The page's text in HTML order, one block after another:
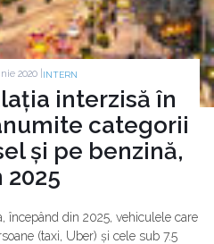
2020 | INTERN
interzisă în
categorii
și pe benzină,
2025
începând din 2025, vehiculele care
(taxi, Uber) și cele sub 7.5